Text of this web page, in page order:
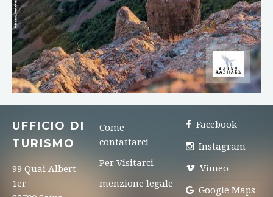
UFFICIO DI
TURISMO
99 Quai Albert
1er
Come
contattarci
Per Visitarci
menzione legale
Facebook
Instagram
Vimeo
Google Maps